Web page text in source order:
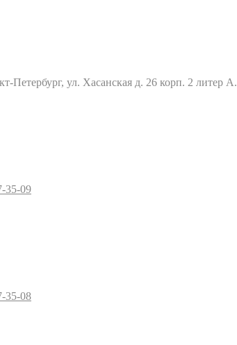
Петербург, ул. Хасанская д. 26 корп. 2 литер А.
35-09
35-08